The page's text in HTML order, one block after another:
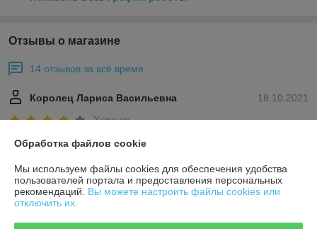
Отзывы о магазине
14 отзывов за всё время
18.10.2021
Королец Лариса Васильевна
Хорошо
Пришел карбюратор.Все отлично работает без неполадок!
24.09.2021
Михаил
Обработка файлов cookie
Мы используем файлы cookies для обеспечения удобства
пользователей портала и предоставления персональных
рекомендаций. Вы можете настроить файлы cookies или
отключить их.